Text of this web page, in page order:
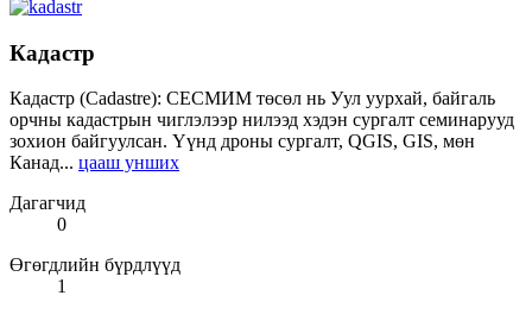
Кадастр
Кадастр (Cadastre): СЕСМИМ төсөл нь Уул уурхай, байгаль
орчны кадастрын чиглэлээр нилээд хэдэн сургалт семинарууд
зохион байгуулсан. Үүнд дроны сургалт, QGIS, GIS, мөн
Канад... цааш унших
Дагагчид
0
Өгөгдлийн бүрдлүүд
1